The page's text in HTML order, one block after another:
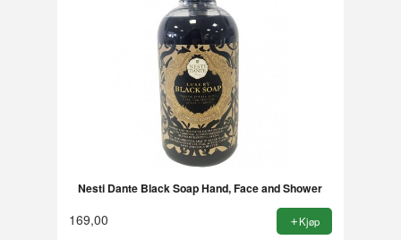
Nesti Dante Black Soap Hand, Face and Shower
169,00 Kjøp